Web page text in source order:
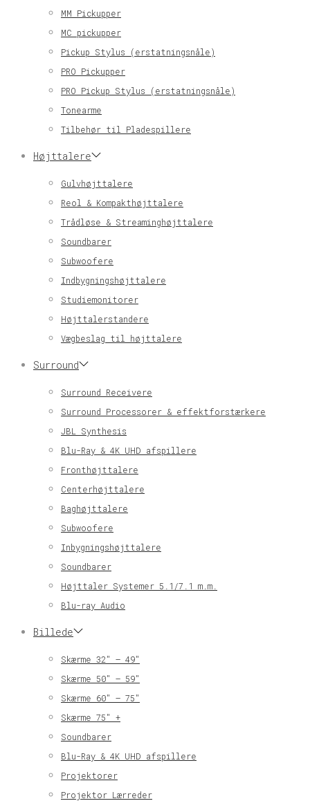
MM Pickupper
MC pickupper
Pickup Stylus (erstatningsnåle)
PRO Pickupper
PRO Pickup Stylus (erstatningsnåle)
Tonearme
Tilbehør til Pladespillere
Højttalere
Gulvhøjttalere
Reol & Kompakthøjttalere
Trådløse & Streaminghøjttalere
Soundbarer
Subwoofere
Indbygningshøjttalere
Studiemonitorer
Højttalerstandere
Vægbeslag til højttalere
Surround
Surround Receivere
Surround Processorer & effektforstærkere
JBL Synthesis
Blu-Ray & 4K UHD afspillere
Fronthøjttalere
Centerhøjttalere
Baghøjttalere
Subwoofere
Inbygningshøjttalere
Soundbarer
Højttaler Systemer 5.1/7.1 m.m.
Blu-ray Audio
Billede
Skærme 32″ – 49″
Skærme 50″ – 59″
Skærme 60″ – 75″
Skærme 75″ +
Soundbarer
Blu-Ray & 4K UHD afspillere
Projektorer
Projektor Lærreder